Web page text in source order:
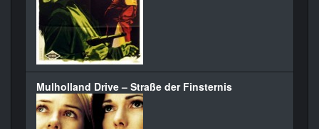
Mulholland Drive – Straße der Finsternis